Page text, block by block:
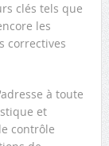
clés tels que
les
correctives
à toute
et
contrôle